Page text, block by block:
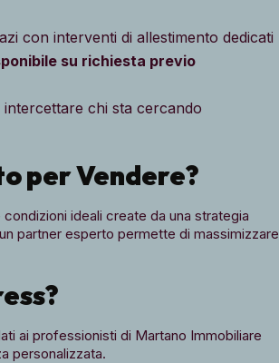
con interventi di allestimento dedicati
su richiesta previo
chi sta cercando
per Vendere?
ideali create da una strategia
partner esperto permette di massimizzare
ai professionisti di Martano Immobiliare
personalizzata.